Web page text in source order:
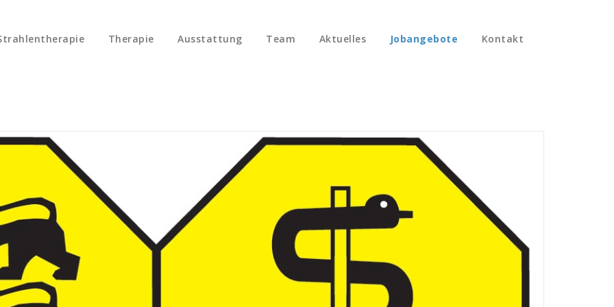
Therapie Ausstattung Team Aktuelles Jobangebote Kontakt